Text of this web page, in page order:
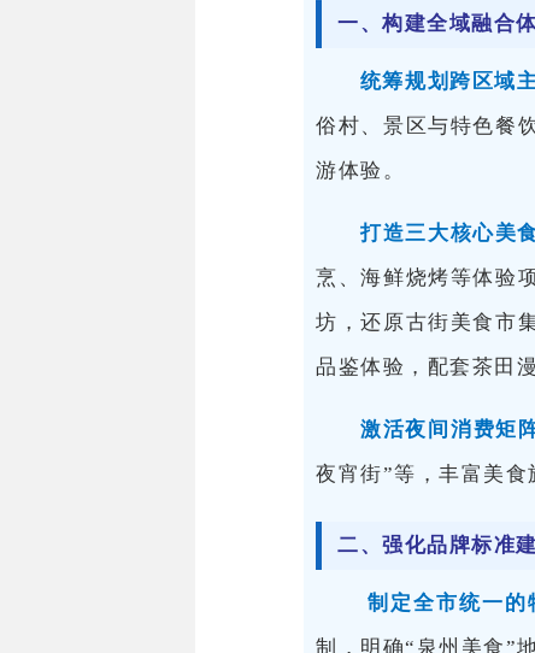
一、构建全域融合
统筹规划跨区域
俗村、景区与特色餐
游体验。
打造三大核心美
烹、海鲜烧烤等体验
坊，还原古街美食市
品鉴体验，配套茶田
激活夜间消费矩
夜宵街”等，丰富美食
二、强化品牌标准
制定全市统一的
制，明确“泉州美食”